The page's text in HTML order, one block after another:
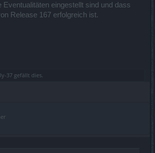
Eventualitäten eingestellt sind und dass
Release 167 erfolgreich ist.
37 gefällt dies.